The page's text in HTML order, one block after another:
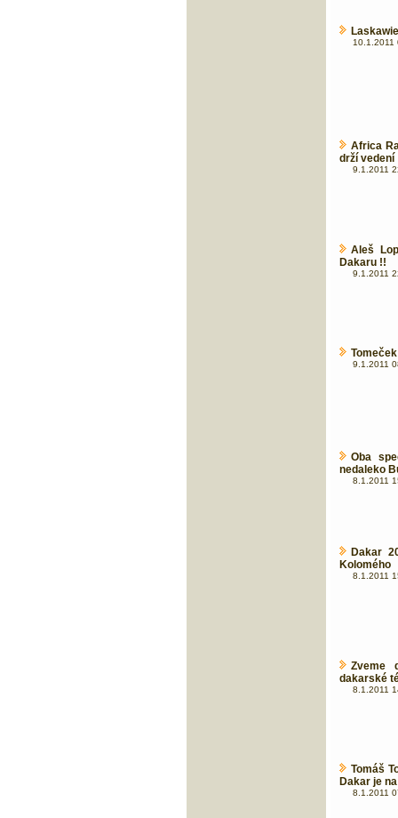
10.1.2011
Africa
drží vedení
9.1.2011
Aleš
Dakaru !!
9.1.2011
9.1.2011
Oba
nedaleko
8.1.2011
Dakar
Kolomého
8.1.2011
Zveme
dakarské
8.1.2011
Tomáš
Dakar je
8.1.2011